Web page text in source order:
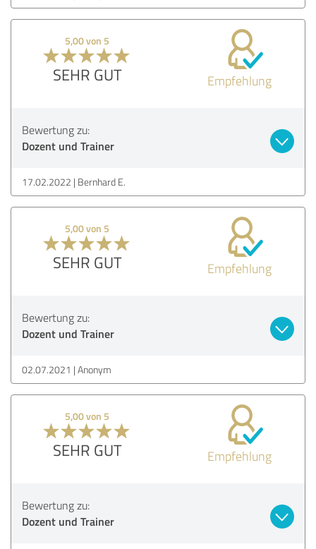
5,00 von 5
SEHR GUT Empfehlung
Bewertung zu:
Dozent und Trainer
17.02.2022 Bernhard E.
5,00 von 5
SEHR GUT Empfehlung
Bewertung zu:
Dozent und Trainer
02.07.2021 Anonym
5,00 von 5
SEHR GUT Empfehlung
Bewertung zu:
Dozent und Trainer